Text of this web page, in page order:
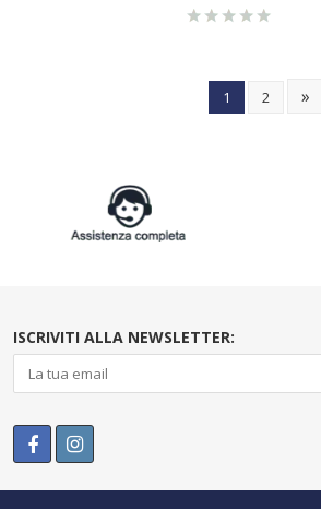
1 2 »
ISCRIVITI ALLA NEWSLETTER: